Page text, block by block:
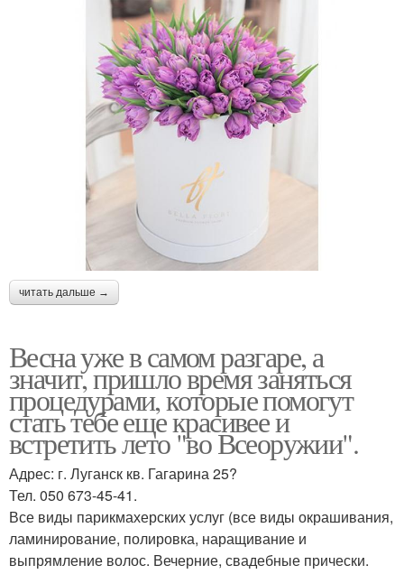
читать дальше →
Весна уже в самом разгаре, а
значит, пришло время заняться
процедурами, которые помогут
стать тебе еще красивее и
встретить лето "во Всеоружии".
Адрес: г. Луганск кв. Гагарина 25?
Тел. 050 673-45-41.
Все виды парикмахерских услуг (все виды окрашивания,
ламинирование, полировка, наращивание и
выпрямление волос. Вечерние, свадебные прически.